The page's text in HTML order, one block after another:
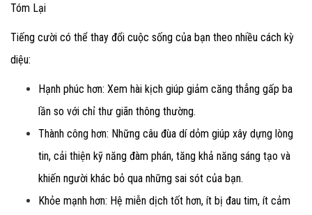
Tóm Lại
Tiếng cười có thể thay đổi cuộc sống của bạn theo nhiều cách kỳ
diệu:
Hạnh phúc hơn: Xem hài kịch giúp giảm căng thẳng gấp ba
lần so với chỉ thư giãn thông thường.
Thành công hơn: Những câu đùa dí dỏm giúp xây dựng lòng
tin, cải thiện kỹ năng đàm phán, tăng khả năng sáng tạo và
khiến người khác bỏ qua những sai sót của bạn.
Khỏe mạnh hơn: Hệ miễn dịch tốt hơn, ít bị đau tim, ít cảm